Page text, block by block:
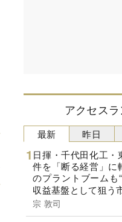
アクセス
最新
日揮・千代田化工・
件を「断る経営」に
のプラントブーム
収益基盤として狙う
宗 敦司
昨日